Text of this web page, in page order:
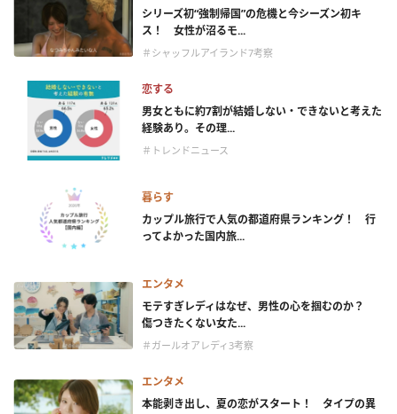
シリーズ初“強制帰国”の危機と今シーズン初キ
ス！ 女性が沼るモ...
＃シャッフルアイランド7考察
恋する
男女ともに約7割が結婚しない・できないと考えた
経験あり。その理...
＃トレンドニュース
暮らす
カップル旅行で人気の都道府県ランキング！ 行
ってよかった国内旅...
エンタメ
モテすぎレディはなぜ、男性の心を掴むのか？
傷つきたくない女た...
＃ガールオアレディ3考察
エンタメ
本能剥き出し、夏の恋がスタート！ タイプの異